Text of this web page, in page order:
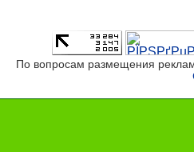
По вопросам размещения